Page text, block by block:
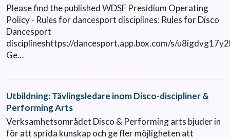
Please find the published WDSF Presidium Operating
Policy - Rules for dancesport disciplines: Rules for Disco
Dancesport
disciplineshttps://dancesport.app.box.com/s/
Ge…
Utbildning: Tävlingsledare inom Disco-discipliner &
Performing Arts
Verksamhetsområdet Disco & Performing arts bjuder in
för att sprida kunskap och ge fler möjligheten att